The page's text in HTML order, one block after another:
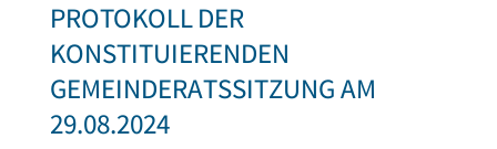
PROTOKOLL DER
KONSTITUIERENDEN
GEMEINDERATSSITZUNG AM
29.08.2024